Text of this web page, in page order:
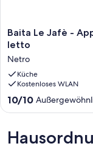
Baita
Le
-
Appartamento
2°
piano,
letto
Netro
Baita Le Jafè -
letto
Netro
Küche
Kostenloses WLAN
10.0
von
Außergewöhnlich,
(2
10/10